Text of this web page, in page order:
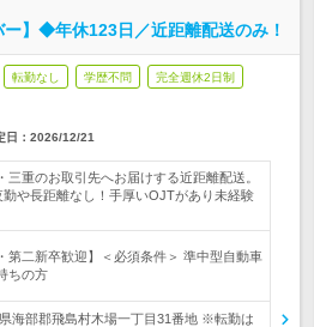
】◆年休123日／近距離配送のみ！
転勤なし 学歴不問 完全週休2日制
日： 2026/12/21
三重のお取引先へお届けする近距離配送。
や長距離なし！手厚いOJTがあり未経験
第二新卒歓迎】＜必須条件＞ 準中型自動車
ちの方
海部郡飛島村木場一丁目31番地 ※転勤は